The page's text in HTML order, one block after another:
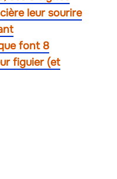
leur sourire
font 8
figuier (et